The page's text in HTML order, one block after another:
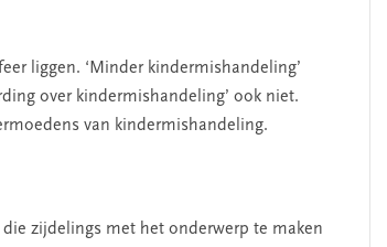
liggen. ‘Minder kindermishandeling’
over kindermishandeling’ ook niet.
van kindermishandeling.
zijdelings met het onderwerp te maken